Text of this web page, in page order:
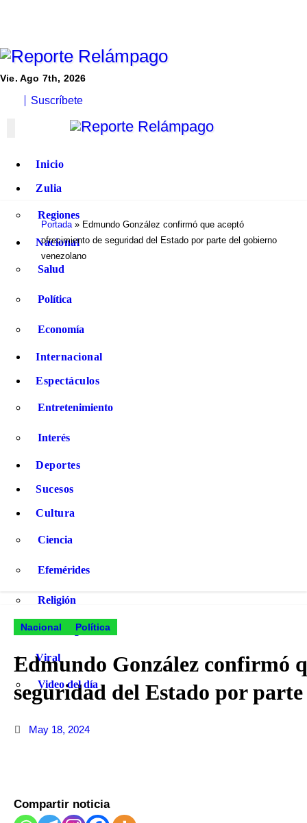
contenido
Reporte Relámpago
Claridad y rigor en cada noticia
Vie. Ago 7th, 2026
Suscríbete
Inicio
Zulia
Regiones
Nacional
Salud
Política
Economía
Internacional
Espectáculos
Entretenimiento
Interés
Deportes
Sucesos
Cultura
Ciencia
Efemérides
Religión
Tecnología
Viral
Video del día
Portada» Edmundo González confirmó que aceptó
ofrecimiento de seguridad del Estado por parte del gobierno
venezolano
Nacional Política
Edmundo González confirmó
seguridad del Estado por
May 18, 2024
Compartir noticia